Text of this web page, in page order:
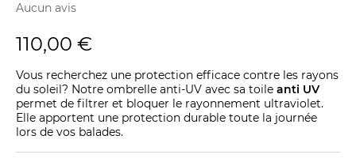
Aucun avis
110,00 €
Vous recherchez une protection efficace contre les rayons
du soleil? Notre ombrelle anti-UV avec sa toile anti UV
permet de filtrer et bloquer le rayonnement ultraviolet.
Elle apportent une protection durable toute la journée
lors de vos balades.